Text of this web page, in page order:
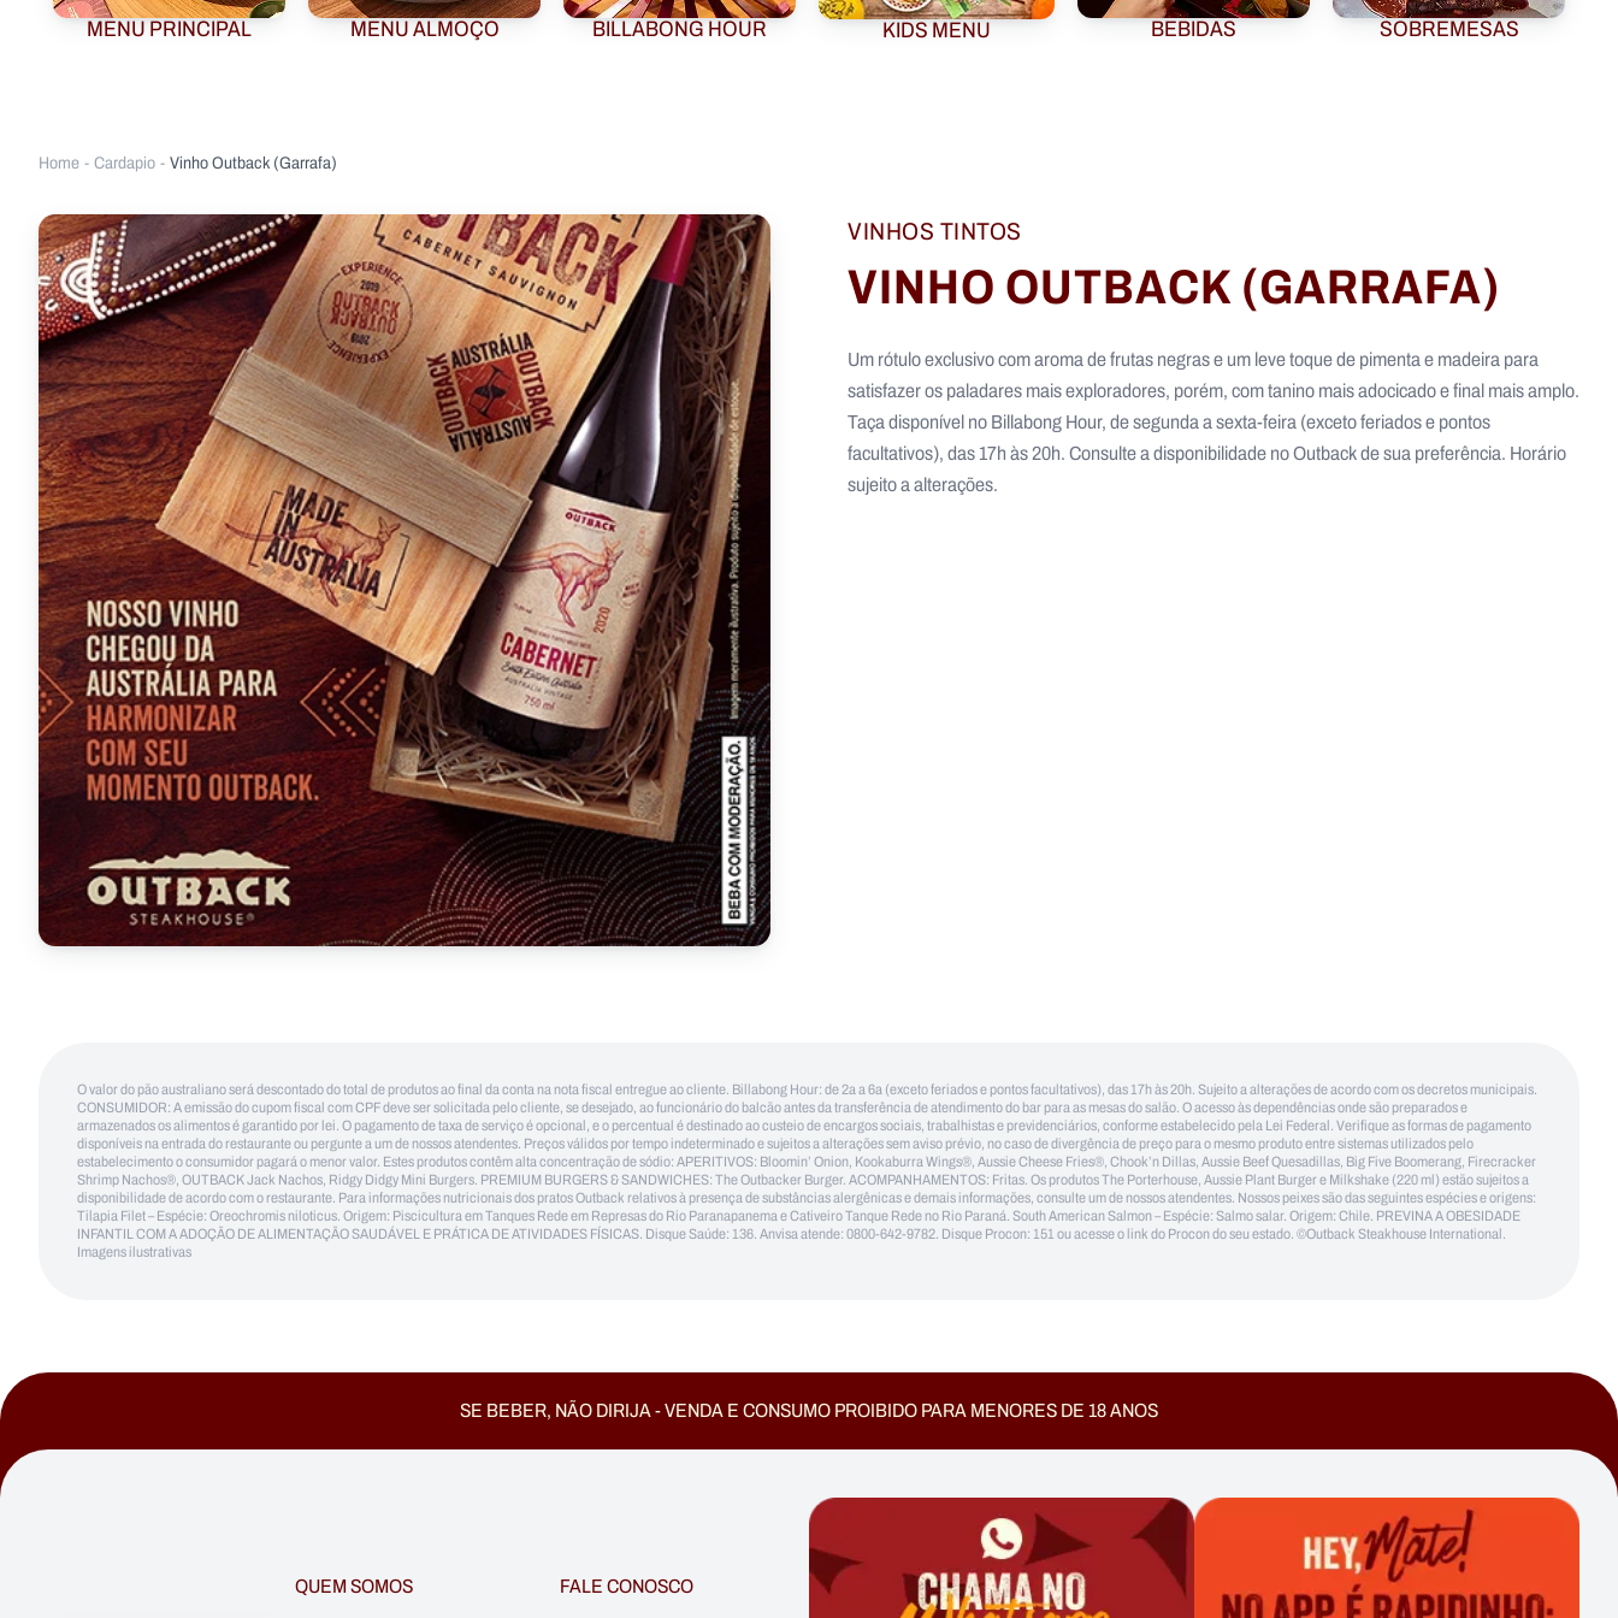
MENU PRINCIPAL MENU ALMOÇO BILLABONG HOUR KIDS MENU BEBIDAS SOBREMESAS
Home-Cardapio-Vinho Outback (Garrafa)
VINHOS TINTOS
VINHO OUTBACK (GARRAFA)
Um rótulo exclusivo com aroma de frutas negras e um leve toque de pimenta e madeira para
satisfazer os paladares mais exploradores, porém, com tanino mais adocicado e final mais amplo.
Taça disponível no Billabong Hour, de segunda a sexta-feira (exceto feriados e pontos
facultativos), das 17h às 20h. Consulte a disponibilidade no Outback de sua preferência. Horário
sujeito a alterações.
O valor do pão australiano será descontado do total de produtos ao final da conta na nota fiscal entregue ao cliente. Billabong Hour: de 2a a 6a (exceto feriados e pontos facultativos), das 17h às 20h. Sujeito a alterações de acordo com os decretos municipais.
CONSUMIDOR: A emissão do cupom fiscal com CPF deve ser solicitada pelo cliente, se desejado, ao funcionário do balcão antes da transferência de atendimento do bar para as mesas do salão. O acesso às dependências onde são preparados e
armazenados os alimentos é garantido por lei. O pagamento de taxa de serviço é opcional, e o percentual é destinado ao custeio de encargos sociais, trabalhistas e previdenciários, conforme estabelecido pela Lei Federal. Verifique as formas de pagamento
disponíveis na entrada do restaurante ou pergunte a um de nossos atendentes. Preços válidos por tempo indeterminado e sujeitos a alterações sem aviso prévio, no caso de divergência de preço para o mesmo produto entre sistemas utilizados pelo
estabelecimento o consumidor pagará o menor valor. Estes produtos contêm alta concentração de sódio: APERITIVOS: Bloomin’ Onion, Kookaburra Wings®, Aussie Cheese Fries®, Chook’n Dillas, Aussie Beef Quesadillas, Big Five Boomerang, Firecracker
Shrimp Nachos®, OUTBACK Jack Nachos, Ridgy Didgy Mini Burgers. PREMIUM BURGERS & SANDWICHES: The Outbacker Burger. ACOMPANHAMENTOS: Fritas. Os produtos The Porterhouse, Aussie Plant Burger e Milkshake (220 ml) estão sujeitos a
disponibilidade de acordo com o restaurante. Para informações nutricionais dos pratos Outback relativos à presença de substâncias alergênicas e demais informações, consulte um de nossos atendentes. Nossos peixes são das seguintes espécies e origens:
Tilapia Filet – Espécie: Oreochromis niloticus. Origem: Piscicultura em Tanques Rede em Represas do Rio Paranapanema e Cativeiro Tanque Rede no Rio Paraná. South American Salmon – Espécie: Salmo salar. Origem: Chile. PREVINA A OBESIDADE
INFANTIL COM A ADOÇÃO DE ALIMENTAÇÃO SAUDÁVEL E PRÁTICA DE ATIVIDADES FÍSICAS. Disque Saúde: 136. Anvisa atende: 0800-642-9782. Disque Procon: 151 ou acesse o link do Procon do seu estado. ©Outback Steakhouse International.
Imagens ilustrativas
SE BEBER, NÃO DIRIJA - VENDA E CONSUMO PROIBIDO PARA MENORES DE 18 ANOS
QUEM SOMOS
FALE CONOSCO